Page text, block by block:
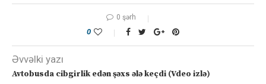
0 şərh
0
Əvvəlki yazı
Avtobusda cibgirlik edən şəxs ələ keçdi (Vdeo izlə)